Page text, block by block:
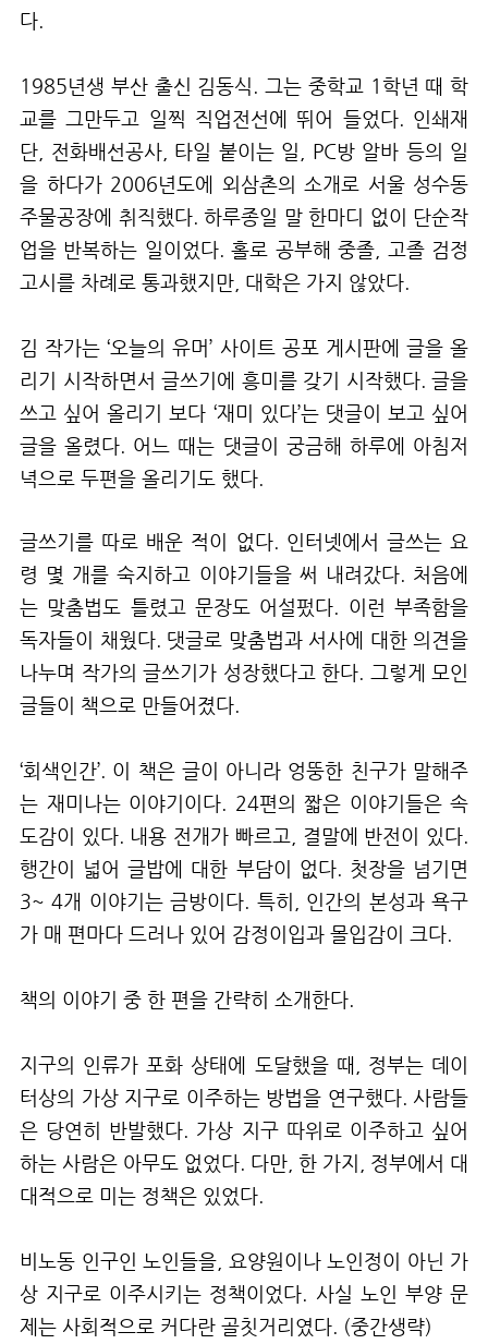
다.
1985년생 부산 출신 김동식. 그는 중학교 1학년 때 학
교를 그만두고 일찍 직업전선에 뛰어 들었다. 인쇄재
단, 전화배선공사, 타일 붙이는 일, PC방 알바 등의 일
을 하다가 2006년도에 외삼촌의 소개로 서울 성수동
주물공장에 취직했다. 하루종일 말 한마디 없이 단순작
업을 반복하는 일이었다. 홀로 공부해 중졸, 고졸 검정
고시를 차례로 통과했지만, 대학은 가지 않았다.
김 작가는 ‘오늘의 유머’ 사이트 공포 게시판에 글을 올
리기 시작하면서 글쓰기에 흥미를 갖기 시작했다. 글을
쓰고 싶어 올리기 보다 ‘재미 있다’는 댓글이 보고 싶어
글을 올렸다. 어느 때는 댓글이 궁금해 하루에 아침저
녁으로 두편을 올리기도 했다.
글쓰기를 따로 배운 적이 없다. 인터넷에서 글쓰는 요
령 몇 개를 숙지하고 이야기들을 써 내려갔다. 처음에
는 맞춤법도 틀렸고 문장도 어설펐다. 이런 부족함을
독자들이 채웠다. 댓글로 맞춤법과 서사에 대한 의견을
나누며 작가의 글쓰기가 성장했다고 한다. 그렇게 모인
글들이 책으로 만들어졌다.
‘회색인간’. 이 책은 글이 아니라 엉뚱한 친구가 말해주
는 재미나는 이야기이다. 24편의 짧은 이야기들은 속
도감이 있다. 내용 전개가 빠르고, 결말에 반전이 있다.
행간이 넓어 글밥에 대한 부담이 없다. 첫장을 넘기면
3~ 4개 이야기는 금방이다. 특히, 인간의 본성과 욕구
가 매 편마다 드러나 있어 감정이입과 몰입감이 크다.
책의 이야기 중 한 편을 간략히 소개한다.
지구의 인류가 포화 상태에 도달했을 때, 정부는 데이
터상의 가상 지구로 이주하는 방법을 연구했다. 사람들
은 당연히 반발했다. 가상 지구 따위로 이주하고 싶어
하는 사람은 아무도 없었다. 다만, 한 가지, 정부에서 대
대적으로 미는 정책은 있었다.
비노동 인구인 노인들을, 요양원이나 노인정이 아닌 가
상 지구로 이주시키는 정책이었다. 사실 노인 부양 문
제는 사회적으로 커다란 골칫거리였다. (중간생략)